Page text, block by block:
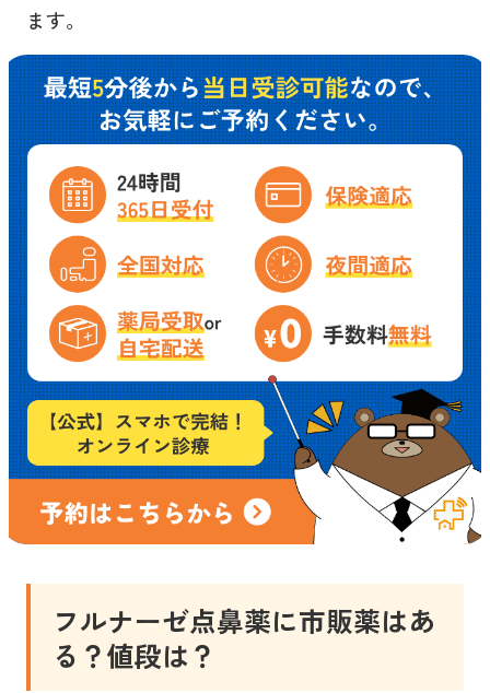
ます。
フルナーゼ点鼻薬に市販薬はあ
る？値段は？